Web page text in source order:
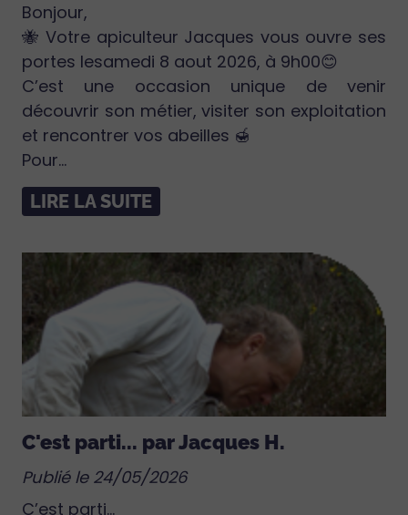
Bonjour,
🐝 Votre apiculteur Jacques vous ouvre ses
portes lesamedi 8 aout 2026, à 9h00😊
C’est une occasion unique de venir
découvrir son métier, visiter son exploitation
et rencontrer vos abeilles 🍯
Pour...
LIRE LA SUITE
C'est parti... par Jacques H.
Publié le 24/05/2026
C’est parti…